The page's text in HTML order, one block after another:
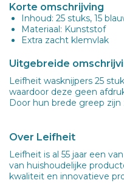
Korte omschrijving
Inhoud: 25 stuks, 15
Materiaal: Kunststof
Extra zacht klemvlak
Uitgebreide
Leifheit wasknijpers 25
waardoor deze geen
Door hun brede greep
Over Leifheit
Leifheit is al 55 jaar een
van huishoudelijke
kwaliteit en innovatieve